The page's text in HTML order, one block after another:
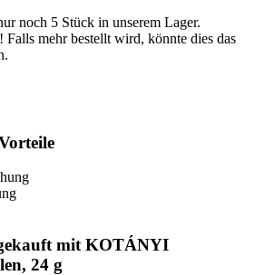
noch 5 Stück in unserem Lager.
Falls mehr bestellt wird, könnte dies das
mit KOTÁNYI
24 g